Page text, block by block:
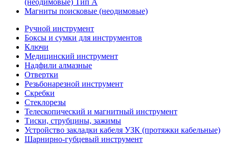
(неодимовые) Тип А
Магниты поисковые (неодимовые)
Ручной инструмент
Боксы и сумки для инструментов
Ключи
Медицинский инструмент
Надфили алмазные
Отвертки
Резьбонарезной инструмент
Скребки
Стеклорезы
Телескопический и магнитный инструмент
Тиски, струбцины, зажимы
Устройство закладки кабеля УЗК (протяжки кабельные)
Шарнирно-губцевый инструмент